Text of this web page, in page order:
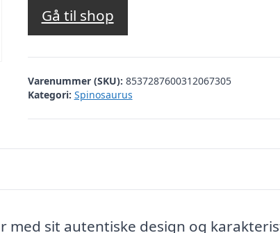
Gå til shop
Varenummer (SKU): 8537287600312067305
Kategori: Spinosaurus
med sit autentiske design og